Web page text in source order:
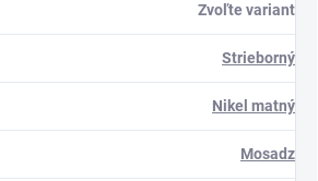
Zvoľte variant
Strieborný
Nikel matný
Mosadz